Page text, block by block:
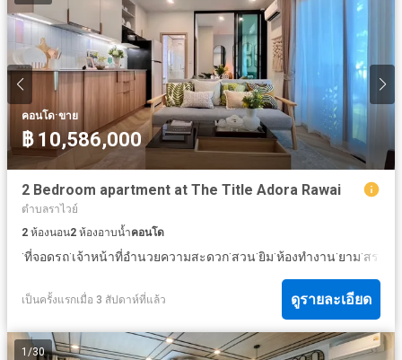
คอนโด·ขาย
฿ 10,586,000
2 Bedroom apartment at The Title Adora Rawai
ตำบลราไวย์
2 ห้องนอน2 ห้องอาบน้ำคอนโด
·ที่จอดรถ·เจ้าหน้าที่อำนวยความสะดวก·สวน·ยิม·ห้องทำงาน·ยาม·สระว่
เป็นครั้งแรกเมื่อ 3 สัปดาห์ที่แล้ว ดูรายละเอียด
1 /30